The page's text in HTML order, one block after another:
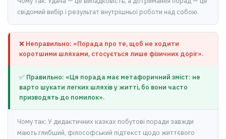
свідомий вибір і результат внутрішньої роботи над собою.
❌ Неправильно: «Порада про те, щоб не ходити
коротшими шляхами, стосується лише фізичних доріг».
✅ Правильно: «Ця порада має метафоричний зміст: не
варто шукати легких шляхів у житті, бо вони часто
призводять до помилок».
Чому так: У дидактичних казках побутові поради завжди
мають глибший, філософський підтекст щодо життєвого